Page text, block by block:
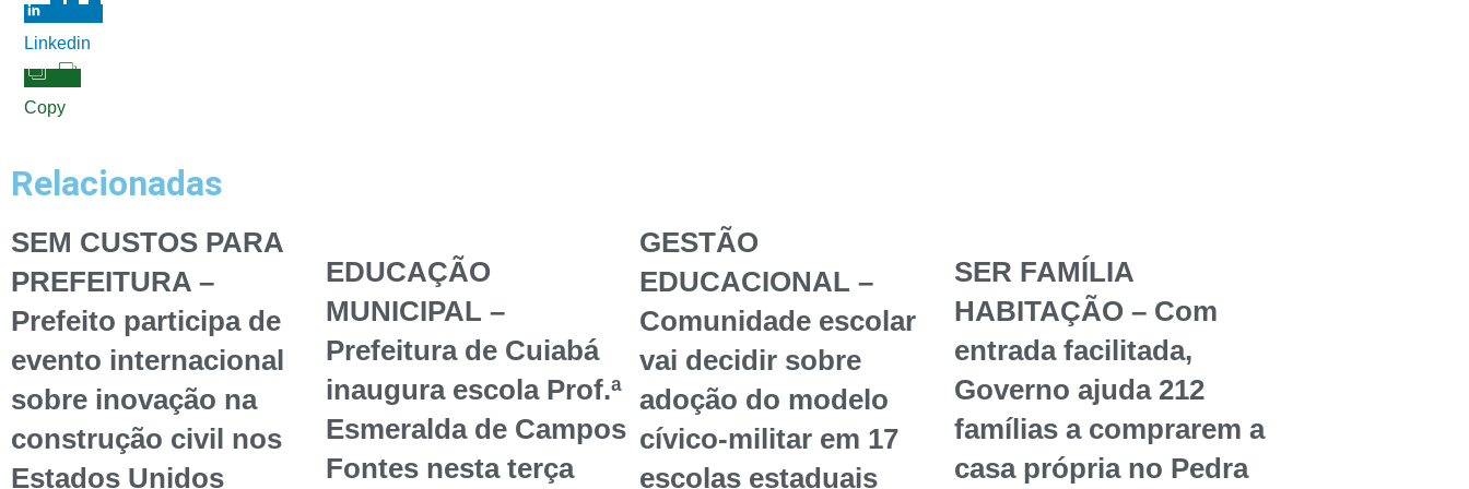
Linkedin
Copy
Relacionadas
SEM CUSTOS PARA
PREFEITURA –
Prefeito participa de
evento internacional
sobre inovação na
construção civil nos
Estados Unidos
EDUCAÇÃO
MUNICIPAL –
Prefeitura de Cuiabá
inaugura escola Prof.ª
Esmeralda de Campos
Fontes nesta terça
GESTÃO
EDUCACIONAL –
Comunidade escolar
vai decidir sobre
adoção do modelo
cívico-militar em 17
escolas estaduais
SER FAMÍLIA
HABITAÇÃO – Com
entrada facilitada,
Governo ajuda 212
famílias a comprarem a
casa própria no Pedra